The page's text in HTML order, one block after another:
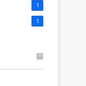
1
1